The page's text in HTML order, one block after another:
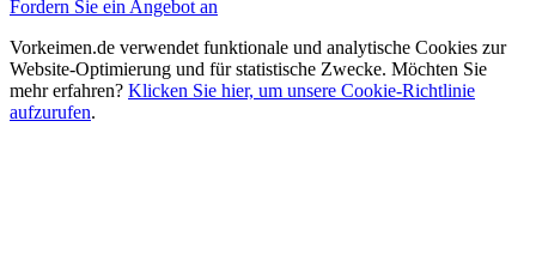
Fordern Sie ein Angebot an
Vorkeimen.de verwendet funktionale und analytische Cookies zur
Website-Optimierung und für statistische Zwecke. Möchten Sie
mehr erfahren? Klicken Sie hier, um unsere Cookie-Richtlinie
aufzurufen.